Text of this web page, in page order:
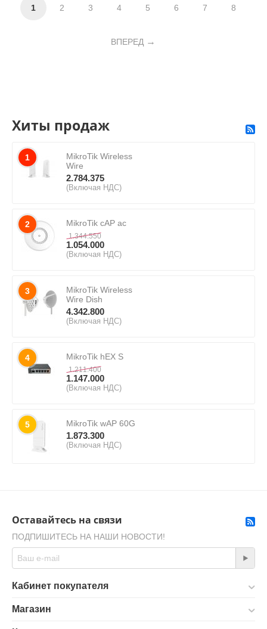
1 2 3 4 5 6 7 8
ВПЕРЕД
Хиты продаж
1
MikroTik Wireless
Wire
2.784.375
(Включая НДС)
2 MikroTik cAP ac
1.344.550
1.054.000
(Включая НДС)
3
MikroTik Wireless
Wire Dish
4.342.800
(Включая НДС)
4 MikroTik hEX S
1.211.400
1.147.000
(Включая НДС)
5 MikroTik wAP 60G
1.873.300
(Включая НДС)
Оставайтесь на связи
ПОДПИШИТЕСЬ НА НАШИ НОВОСТИ!
Кабинет покупателя
Магазин